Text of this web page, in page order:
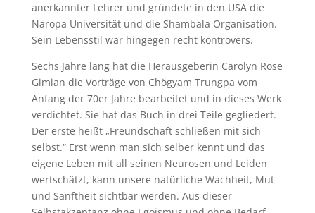
anerkannter Lehrer und gründete in den USA die
Naropa Universität und die Shambala Organisation.
Sein Lebensstil war hingegen recht kontrovers.
Sechs Jahre lang hat die Herausgeberin Carolyn Rose
Gimian die Vorträge von Chögyam Trungpa vom
Anfang der 70er Jahre bearbeitet und in dieses Werk
verdichtet. Sie hat das Buch in drei Teile gegliedert.
Der erste heißt „Freundschaft schließen mit sich
selbst.“ Erst wenn man sich selber kennt und das
eigene Leben mit all seinen Neurosen und Leiden
wertschätzt, kann unsere natürliche Wachheit, Mut
und Sanftheit sichtbar werden. Aus dieser